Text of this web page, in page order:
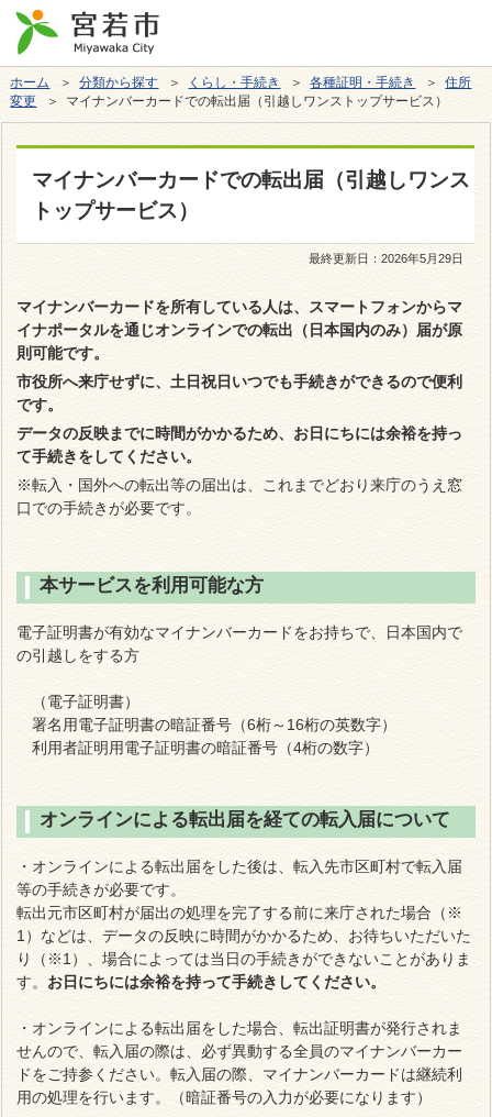
ホーム ＞分類から探す ＞ くらし・手続き ＞各種証明・手続き ＞住所
変更 ＞ マイナンバーカードでの転出届（引越しワンストップサービス）
マイナンバーカードでの転出届（引越しワンス
トップサービス）
最終更新日：2026年5月29日
マイナンバーカードを所有している人は、スマートフォンからマ
イナポータルを通じオンラインでの転出（日本国内のみ）届が原
則可能です。
市役所へ来庁せずに、土日祝日いつでも手続きができるので便利
です。
データの反映までに時間がかかるため、お日にちには余裕を持っ
て手続きをしてください。
※転入・ 国外への転出等の届出は、これまでどおり来庁のうえ窓
口での手続きが必要です。
本サービスを利用可能な方
電子証明書が有効なマイナンバーカードをお持ちで、日本国内で
の引越しをする方
（電子証明書）
署名用電子証明書の暗証番号（6桁～16桁の英数字）
利用者証明用電子証明書の暗証番号（4桁の数字）
オンラインによる転出届を経ての転入届について
・オンラインによる転出届をした後は、転入先市区町村で転入届
等の手続きが必要です。
転出元市区町村が届出の処理を完了する前に来庁された場合（※
1）などは、データの反映に時間がかかるため、 お待ちいただいた
り（※1）、場合によっては当日の手続きができないことがありま
す。 お日にちには余裕を持って手続きしてください。
・オンラインによる転出届をした場合、転出証明書が発行されま
せんので、転入届の際は、必ず異動する全員のマイナンバーカー
ドをご持参ください。転入届の際、マイナンバーカードは継続利
用の処理を行います。（暗証番号の入力が必要になります）